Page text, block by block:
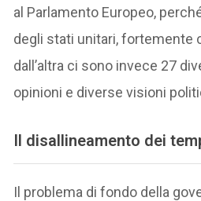
al Parlamento Europeo,
degli stati unitari, fortemente
dall’altra ci sono invece 27
opinioni e diverse visioni
Il disallineamento dei
Il problema di fondo della